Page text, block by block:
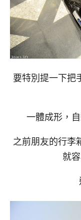
要特別提一下把
一體成形，
之前朋友的行李
就